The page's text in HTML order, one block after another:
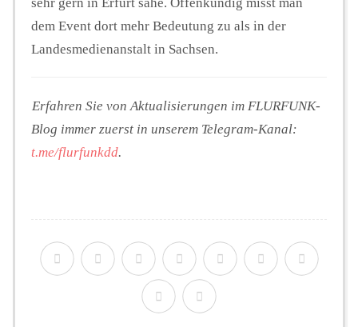
sehr gern in Erfurt sähe. Offenkundig misst man
dem Event dort mehr Bedeutung zu als in der
Landesmedienanstalt in Sachsen.
Erfahren Sie von Aktualisierungen im FLURFUNK-
Blog immer zuerst in unserem Telegram-Kanal:
t.me/flurfunkdd.